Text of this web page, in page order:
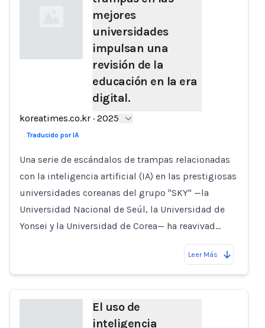
mejores
universidades
impulsan una
revisión de la
educación en la era
digital.
koreatimes.co.kr · 2025
Traducido por IA
Una serie de escándalos de trampas relacionadas
con la inteligencia artificial (IA) en las prestigiosas
universidades coreanas del grupo "SKY" —la
Universidad Nacional de Seúl, la Universidad de
Yonsei y la Universidad de Corea— ha reavivad…
Leer Más
El uso de
inteligencia